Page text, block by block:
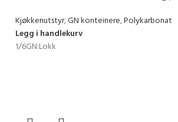
Kjøkkenutstyr,GN konteinere,Polykarbonat
Legg i handlekurv
1/6GN:Lokk